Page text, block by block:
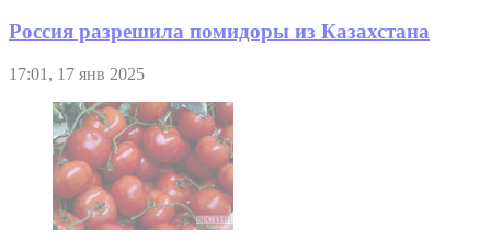
Россия разрешила помидоры из Казахстана
17:01, 17 янв 2025